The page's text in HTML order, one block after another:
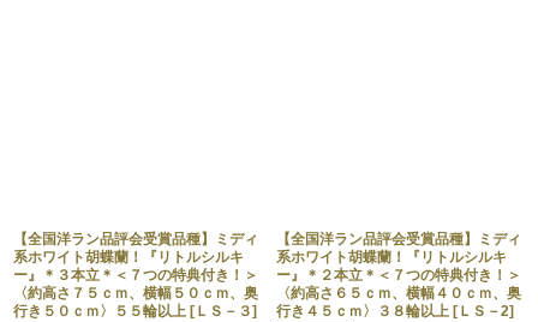
【全国洋ラン品評会受賞品種】ミディ
系ホワイト胡蝶蘭！『リトルシルキ
ー』＊３本立＊＜７つの特典付き！＞
〈約高さ７５ｃｍ、横幅５０ｃｍ、奥
行き５０ｃｍ〉５５輪以上 [ ＬＳ－３]
【全国洋ラン品評会受賞品種】ミディ
系ホワイト胡蝶蘭！『リトルシルキ
ー』＊２本立＊＜７つの特典付き！＞
〈約高さ６５ｃｍ、横幅４０ｃｍ、奥
行き４５ｃｍ〉３８輪以上 [ ＬＳ－2]